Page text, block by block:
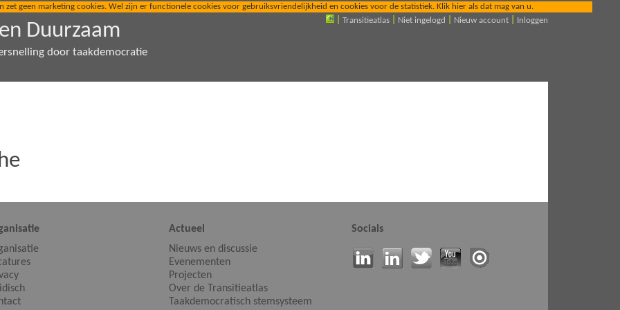
zet geen marketing cookies. Wel zijn er functionele cookies voor gebruiksvriendelijkheid en cookies voor de statistiek. Klik hier als dat mag van u.
Duurzaam
door taakdemocratie
Transitieatlas Niet ingelogd Nieuw account Inloggen
Actueel
Nieuws en discussie
Evenementen
Projecten
Over de Transitieatlas
Taakdemocratisch stemsysteem
Socials